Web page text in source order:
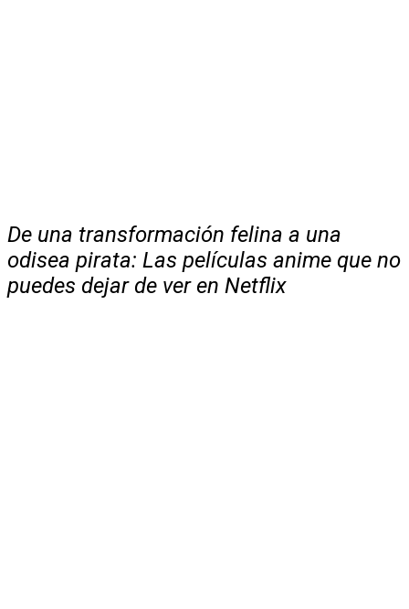
De una transformación felina a una
odisea pirata: Las películas anime que no
puedes dejar de ver en Netflix